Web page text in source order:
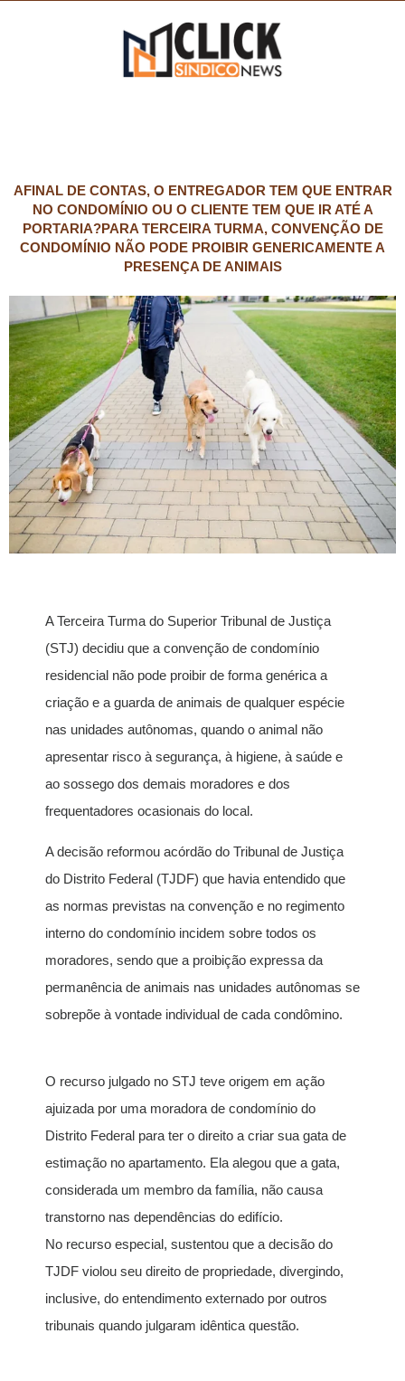
AFINAL DE CONTAS, O ENTREGADOR TEM QUE ENTRAR
NO CONDOMÍNIO OU O CLIENTE TEM QUE IR ATÉ A
PORTARIA?PARA TERCEIRA TURMA, CONVENÇÃO DE
CONDOMÍNIO NÃO PODE PROIBIR GENERICAMENTE A
PRESENÇA DE ANIMAIS
A Terceira Turma do Superior Tribunal de Justiça
(STJ) decidiu que a convenção de condomínio
residencial não pode proibir de forma genérica a
criação e a guarda de animais de qualquer espécie
nas unidades autônomas, quando o animal não
apresentar risco à segurança, à higiene, à saúde e
ao sossego dos demais moradores e dos
frequentadores ocasionais do local.
A decisão reformou acórdão do Tribunal de Justiça
do Distrito Federal (TJDF) que havia entendido que
as normas previstas na convenção e no regimento
interno do condomínio incidem sobre todos os
moradores, sendo que a proibição expressa da
permanência de animais nas unidades autônomas se
sobrepõe à vontade individual de cada condômino.
O recurso julgado no STJ teve origem em ação
ajuizada por uma moradora de condomínio do
Distrito Federal para ter o direito a criar sua gata de
estimação no apartamento. Ela alegou que a gata,
considerada um membro da família, não causa
transtorno nas dependências do edifício.
No recurso especial, sustentou que a decisão do
TJDF violou seu direito de propriedade, divergindo,
inclusive, do entendimento externado por outros
tribunais quando julgaram idêntica questão.